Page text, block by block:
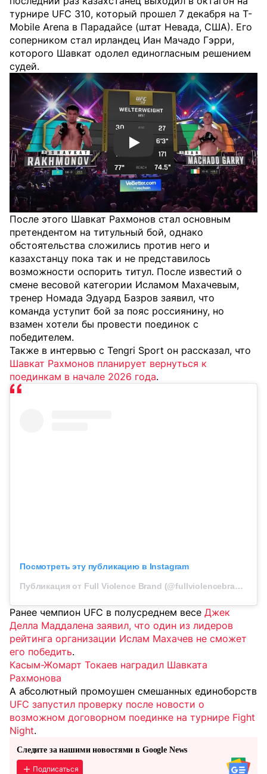
турнире UFC 310, который прошел 7 декабря на T-
Mobile Arena в Парадайсе (штат Невада, США). Его
соперником стал ирландец Иан Мачадо Гэрри,
которого Шавкат одолел единогласным решением
судей.
Смотреть видео YouTube
После этого Шавкат Рахмонов стал основным
претендентом на титульный бой, однако
обстоятельства сложились против него и
казахстанцу пока так и не представилось
возможности оспорить титул. После известий о
смене весовой категории Исламом Махачевым,
тренер Номада Эдуард Базров заявил, что
команда уступит бой за пояс россиянину, но
взамен хотели бы провести поединок с
победителем.
Также в интервью с Tengri Sport он рассказал, что
Шавкат Рахмонов планирует вернуться к
поединкам в начале 2026 года.
Посмотреть эту публикацию в Instagram
Публикация от Full Violence Brand (@fullviolencebrand)
Ранее чемпион UFC в полусреднем весе Джек
Делла Маддалена заявил, что один из лидеров
рейтинга организации Ислам Махачев не сможет
его победить.
Касым-Жомарт Токаев наградил Шавката
Рахмонова
А абсолютный промоушен смешанных единоборств
UFC запустил проверку после новости о
возможном договорном поединке на турнире Fight
Night.
Следите за нашими новостями в Google News
Подписаться